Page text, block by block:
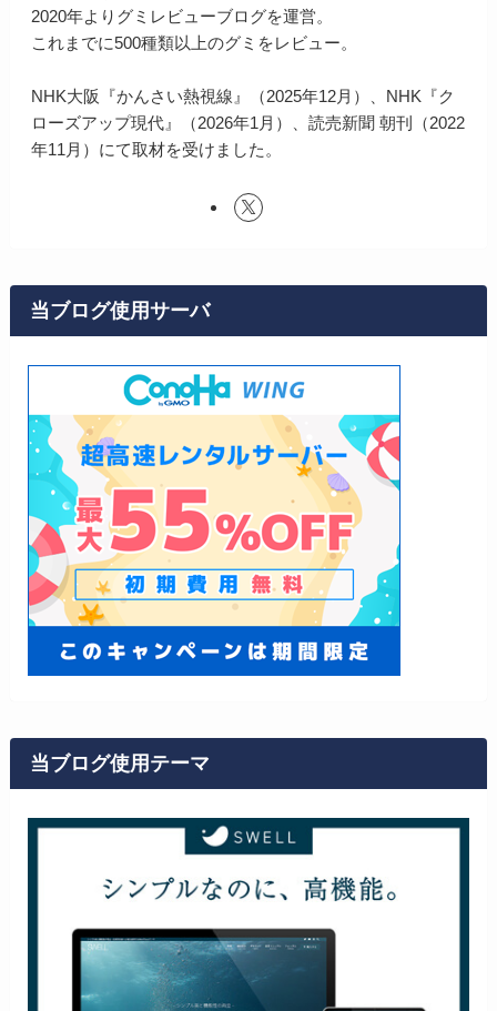
2020年よりグミレビューブログを運営。
これまでに500種類以上のグミをレビュー。
NHK大阪『かんさい熱視線』（2025年12月）、NHK『ク
ローズアップ現代』（2026年1月）、読売新聞 朝刊（2022
年11月）にて取材を受けました。
当ブログ使用サーバ
当ブログ使用テーマ